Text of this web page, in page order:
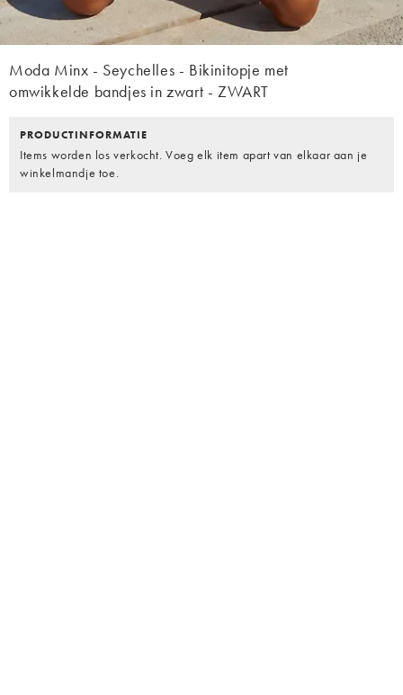
Moda Minx - Seychelles - Bikinitopje met
omwikkelde bandjes in zwart - ZWART
PRODUCTINFORMATIE
Items worden los verkocht. Voeg elk item apart van elkaar aan je
winkelmandje toe.